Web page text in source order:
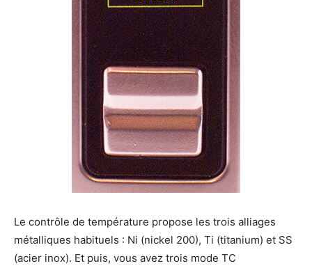
Le contrôle de température propose les trois alliages
métalliques habituels : Ni (nickel 200), Ti (titanium) et SS
(acier inox). Et puis, vous avez trois mode TC